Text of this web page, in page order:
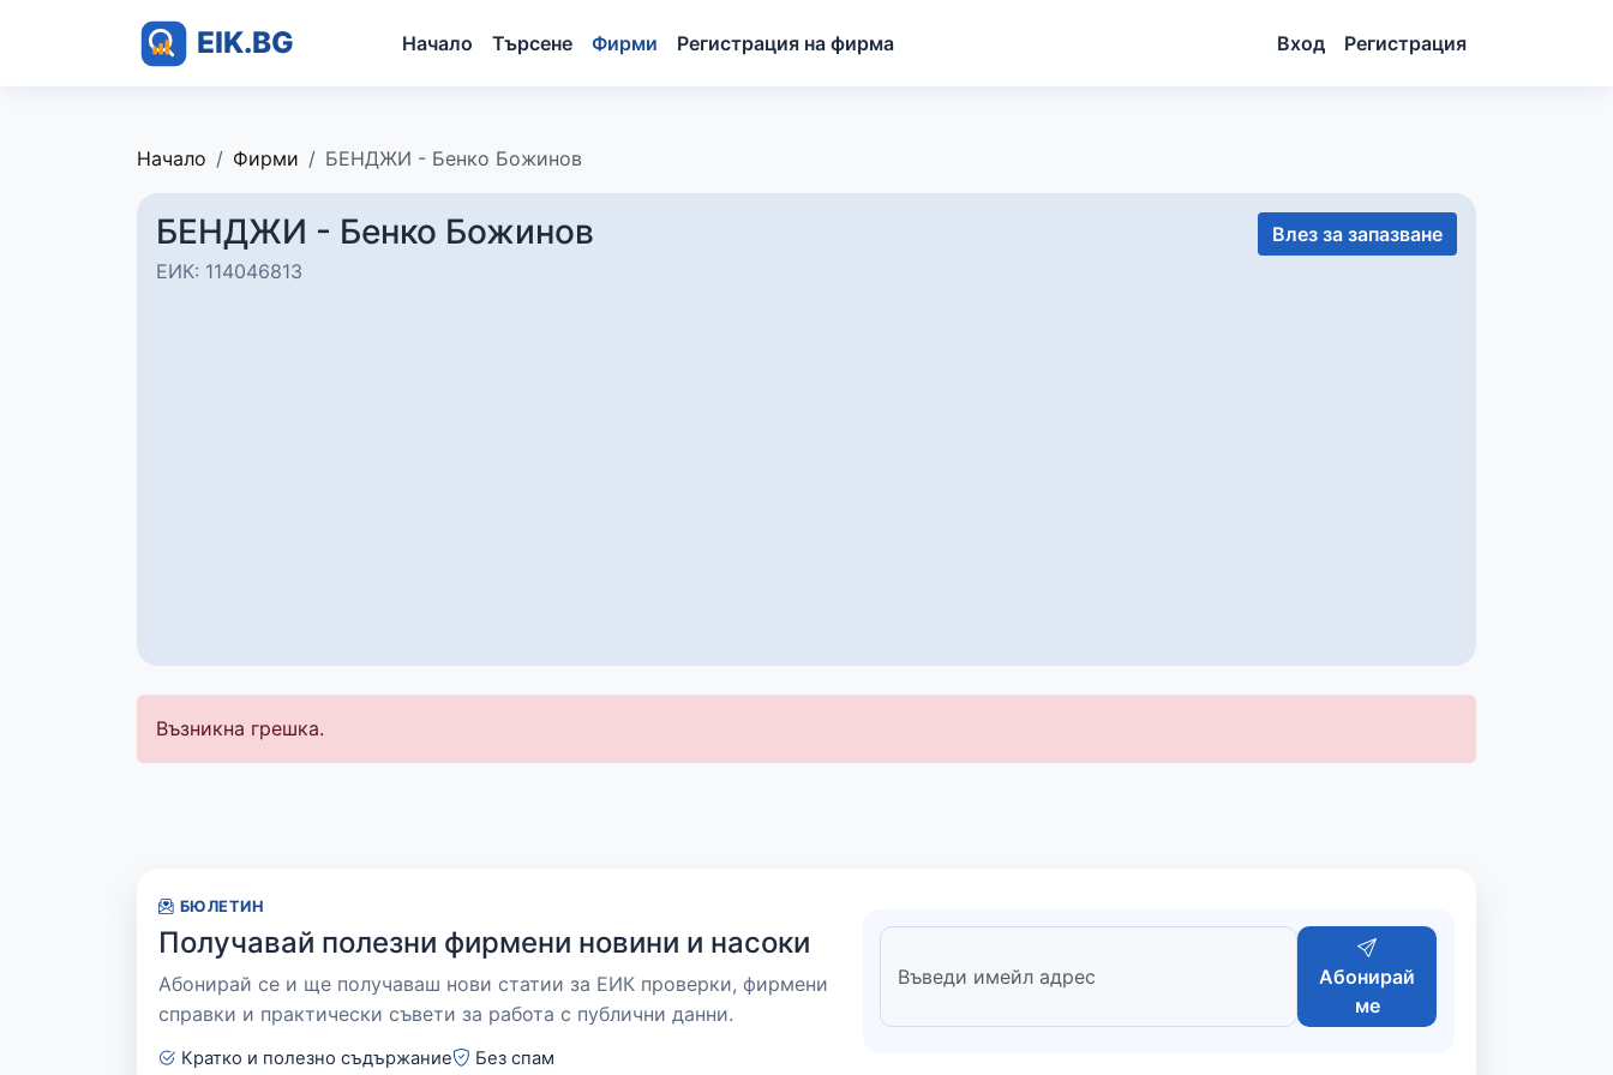
Начало Търсене Фирми Регистрация на фирма Вход Регистрация
Начало Фирми БЕНДЖИ - Бенко Божинов
БЕНДЖИ - Бенко Божинов
ЕИК: 114046813
Влез за запазване
Възникна грешка.
БЮЛЕТИН
Получавай полезни фирмени новини и насоки
Абонирай се и ще получаваш нови статии за ЕИК проверки, фирмени
справки и практически съвети за работа с публични данни.
Кратко и полезно съдържание Без спам
Абонирай
ме